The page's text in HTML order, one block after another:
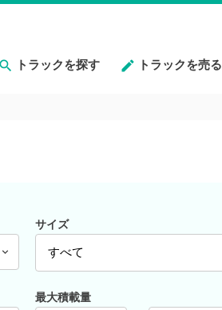
トラックを探す トラックを売る
サイズ
最大積載量